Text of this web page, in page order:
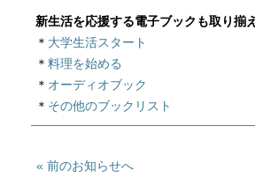
新生活を応援する電子ブックも取り揃
＊ 大学生活スタート
＊ 料理を始める
＊ オーディオブック
＊ その他のブックリスト
前のお知らせへ